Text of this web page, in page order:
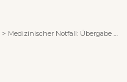
> Medizinischer Notfall: Übergabe auf dem Aldi-Parkplatz